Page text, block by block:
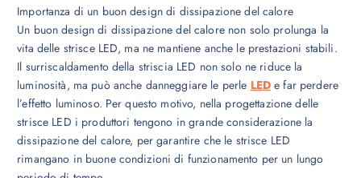
Importanza di un buon design di dissipazione del calore
Un buon design di dissipazione del calore non solo prolunga la
vita delle strisce LED, ma ne mantiene anche le prestazioni stabili.
Il surriscaldamento della striscia LED non solo ne riduce la
luminosità, ma può anche danneggiare le perle LED e far perdere
l’effetto luminoso. Per questo motivo, nella progettazione delle
strisce LED i produttori tengono in grande considerazione la
dissipazione del calore, per garantire che le strisce LED
rimangano in buone condizioni di funzionamento per un lungo